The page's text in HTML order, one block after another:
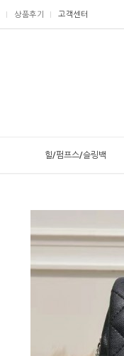
상품후기 고객센터
힐/펌프스/슬링백